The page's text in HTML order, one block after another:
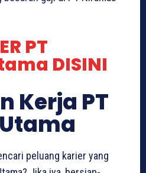
PT
DISINI
Kerja PT
peluang karier yang